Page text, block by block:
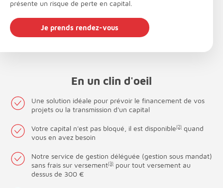
présente un risque de perte en capital.
Je prends rendez-vous
En un clin d'oeil
Une solution idéale pour prévoir le financement de vos
projets ou la transmission d'un capital
Votre capital n'est pas bloqué, il est disponible(2) quand
vous en avez besoin
Notre service de gestion déléguée (gestion sous mandat)
sans frais sur versement(3) pour tout versement au
dessus de 300 €